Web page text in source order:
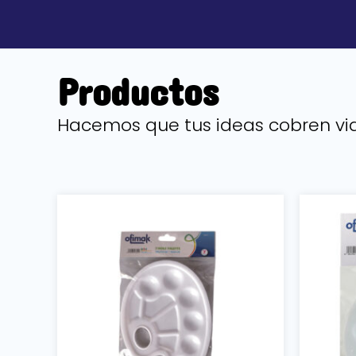
Productos
Hacemos que tus ideas cobren